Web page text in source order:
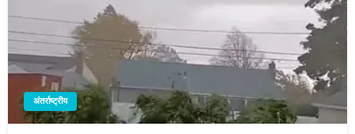
अंतर्राष्ट्रीय